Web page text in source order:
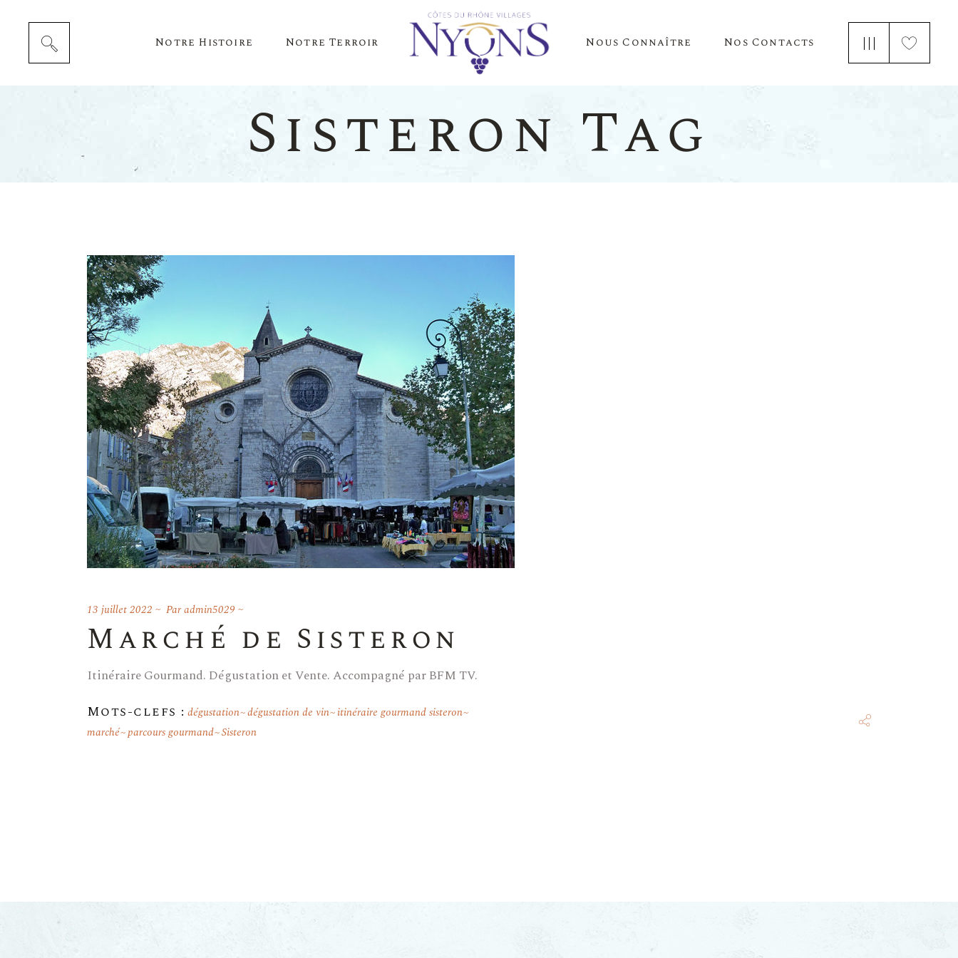
Notre Histoire Notre Terroir
Cépages Et Saveurs
Nous Connaître
La Presse Parle De Nous
Nos Contacts
Cépages Et Saveurs
La Presse Parle De Nous
Sisteron Tag
13 juillet 2022 Paradmin5029
Marché de Sisteron
Itinéraire Gourmand. Dégustation et Vente. Accompagné par BFM TV.
Mots-clefs : dégustation dégustation de vin itinéraire gourmand sisteron
marché parcours gourmand Sisteron